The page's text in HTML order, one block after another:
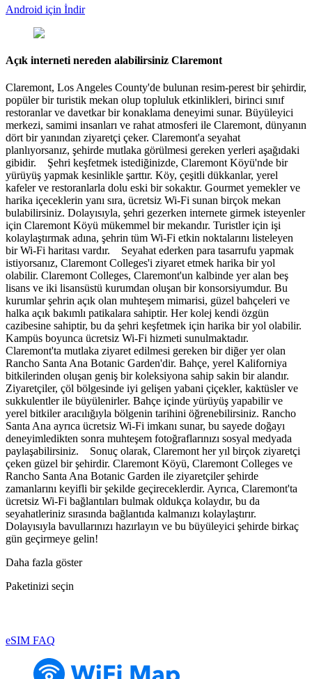
Android için İndir
Açık interneti nereden alabilirsiniz Claremont
Claremont, Los Angeles County'de bulunan resim-perest bir şehirdir,
popüler bir turistik mekan olup topluluk etkinlikleri, birinci sınıf
restoranlar ve davetkar bir konaklama deneyimi sunar. Büyüleyici
merkezi, samimi insanları ve rahat atmosferi ile Claremont, dünyanın
dört bir yanından ziyaretçi çeker. Claremont'a seyahat
planlıyorsanız, şehirde mutlaka görülmesi gereken yerleri aşağıdaki
gibidir. Şehri keşfetmek istediğinizde, Claremont Köyü'nde bir
yürüyüş yapmak kesinlikle şarttır. Köy, çeşitli dükkanlar, yerel
kafeler ve restoranlarla dolu eski bir sokaktır. Gourmet yemekler ve
harika içeceklerin yanı sıra, ücretsiz Wi-Fi sunan birçok mekan
bulabilirsiniz. Dolayısıyla, şehri gezerken internete girmek isteyenler
için Claremont Köyü mükemmel bir mekandır. Turistler için işi
kolaylaştırmak adına, şehrin tüm Wi-Fi etkin noktalarını listeleyen
bir Wi-Fi haritası vardır. Seyahat ederken para tasarrufu yapmak
istiyorsanız, Claremont Colleges'i ziyaret etmek harika bir yol
olabilir. Claremont Colleges, Claremont'un kalbinde yer alan beş
lisans ve iki lisansüstü kurumdan oluşan bir konsorsiyumdur. Bu
kurumlar şehrin açık olan muhteşem mimarisi, güzel bahçeleri ve
halka açık bakımlı patikalara sahiptir. Her kolej kendi özgün
cazibesine sahiptir, bu da şehri keşfetmek için harika bir yol olabilir.
Kampüs boyunca ücretsiz Wi-Fi hizmeti sunulmaktadır.
Claremont'ta mutlaka ziyaret edilmesi gereken bir diğer yer olan
Rancho Santa Ana Botanic Garden'dir. Bahçe, yerel Kaliforniya
bitkilerinden oluşan geniş bir koleksiyona sahip sakin bir alandır.
Ziyaretçiler, çöl bölgesinde iyi gelişen yabani çiçekler, kaktüsler ve
sukkulentler ile büyülenirler. Bahçe içinde yürüyüş yapabilir ve
yerel bitkiler aracılığıyla bölgenin tarihini öğrenebilirsiniz. Rancho
Santa Ana ayrıca ücretsiz Wi-Fi imkanı sunar, bu sayede doğayı
deneyimledikten sonra muhteşem fotoğraflarınızı sosyal medyada
paylaşabilirsiniz. Sonuç olarak, Claremont her yıl birçok ziyaretçi
çeken güzel bir şehirdir. Claremont Köyü, Claremont Colleges ve
Rancho Santa Ana Botanic Garden ile ziyaretçiler şehirde
zamanlarını keyifli bir şekilde geçireceklerdir. Ayrıca, Claremont'ta
ücretsiz Wi-Fi bağlantıları bulmak oldukça kolaydır, bu da
seyahatleriniz sırasında bağlantıda kalmanızı kolaylaştırır.
Dolayısıyla bavullarınızı hazırlayın ve bu büyüleyici şehirde birkaç
gün geçirmeye gelin!
Daha fazla göster
Paketinizi seçin
eSIM FAQ